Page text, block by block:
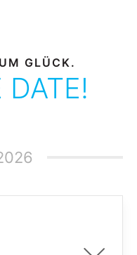
GLÜCK.
DATE!